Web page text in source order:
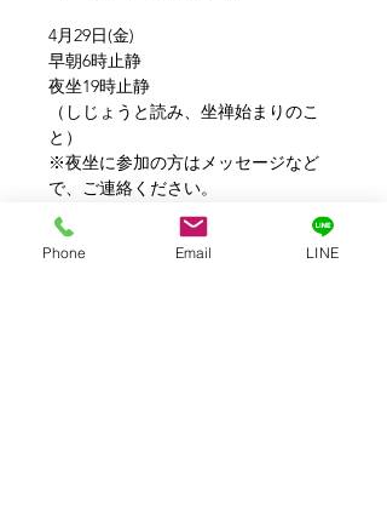
4月29日(金)
早朝6時止静
夜坐19時止静
（しじょうと読み、坐禅始まりのこ
と）
※夜坐に参加の方はメッセージなど
で、ご連絡ください。
お賽銭200円
Phone Email LINE